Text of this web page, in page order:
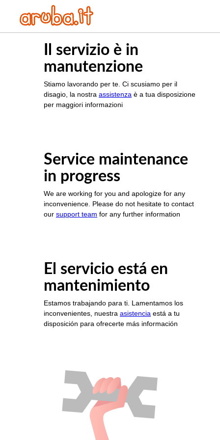
Il servizio è in
manutenzione
Stiamo lavorando per te. Ci scusiamo per il
disagio, la nostra assistenza è a tua disposizione
per maggiori informazioni
Service maintenance
in progress
We are working for you and apologize for any
inconvenience. Please do not hesitate to contact
our support team for any further information
El servicio está en
mantenimiento
Estamos trabajando para ti. Lamentamos los
inconvenientes, nuestra asistencia está a tu
disposición para ofrecerte más información